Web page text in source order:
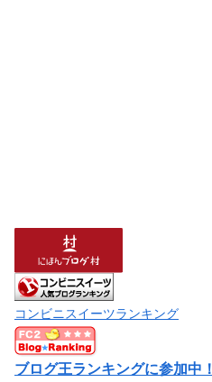
コンビニスイーツランキング
ブログ王ランキングに参加中！